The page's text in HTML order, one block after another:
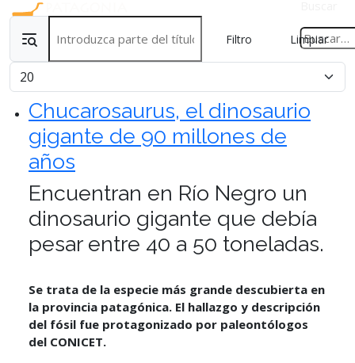
Filtro Limpiar
Cantidad
Chucarosaurus, el dinosaurio
gigante de 90 millones de
años
Encuentran en Río Negro un
dinosaurio gigante que debía
pesar entre 40 a 50 toneladas.
Se trata de la especie más grande descubierta en
la provincia patagónica. El hallazgo y descripción
del fósil fue protagonizado por paleontólogos
del CONICET.